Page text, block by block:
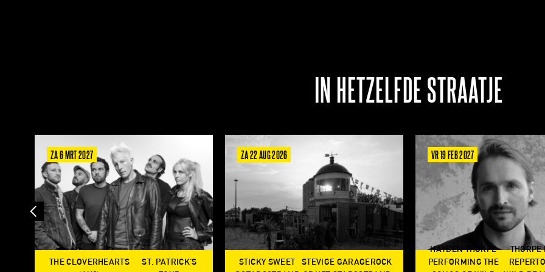
IN HETZELFDE STRAATJE
ZA 6 MRT 2027
THE CLOVERHEARTS
ST. PATRICK'S
ZA 22 AUG 2026
STICKY SWEET
STEVIGE GARAGEROCK
VR 19 FEB 2027
HAYDEN THORPE
PERFORMING THE
THORPE